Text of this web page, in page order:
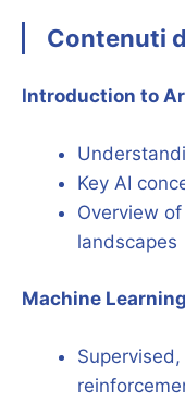
Contenuti
Introduction to
Key AI
Overview
landscapes
Machine